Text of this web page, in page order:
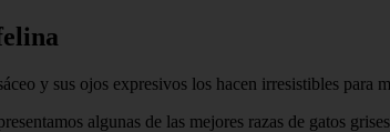
y sus ojos expresivos los hacen irresistibles para
algunas de las mejores razas de gatos